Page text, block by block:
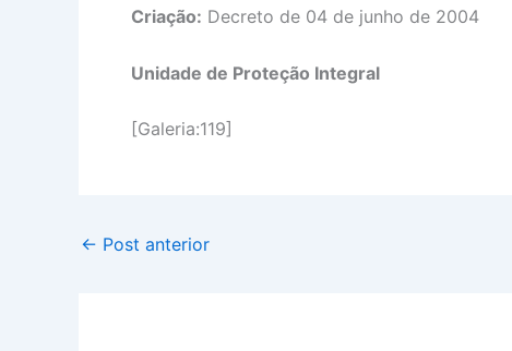
Criação: Decreto de 04 de junho de 2004
Unidade de Proteção Integral
[Galeria:119]
← Post anterior